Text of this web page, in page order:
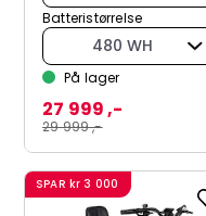
Batteristørrelse
480 WH
På lager
29 999 ,-
27 999 ,-
SPAR kr 3 000